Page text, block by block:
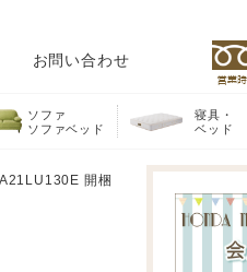
お問い合わせ
ソファ
ソファベッド
寝具・
ベッド
開梱